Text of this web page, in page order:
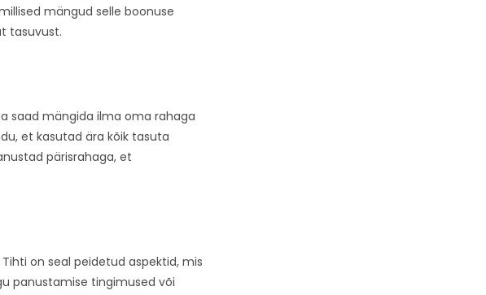
mängud selle boonuse
tasuvust.
saad mängida ilma oma rahaga
et kasutad ära kõik tasuta
pärisrahaga, et
on seal peidetud aspektid, mis
panustamise tingimused või